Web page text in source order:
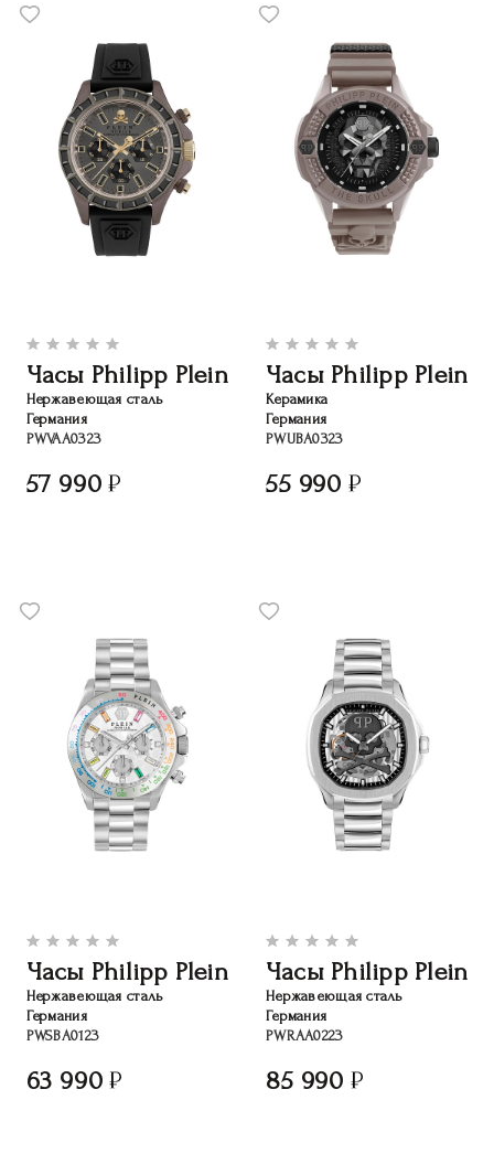
Часы Philipp Plein
Нержавеющая сталь
Германия
PWVAA0323
57 990
Часы Philipp Plein
Керамика
Германия
PWUBA0323
55 990
Часы Philipp Plein
Нержавеющая сталь
Германия
PWSBA0123
63 990
Часы Philipp Plein
Нержавеющая сталь
Германия
PWRAA0223
85 990